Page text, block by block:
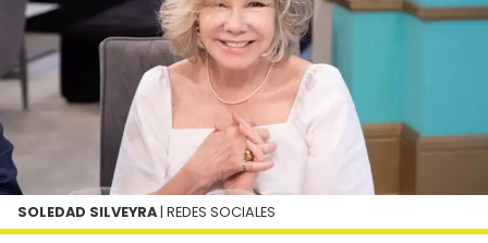
SOLEDAD SILVEYRA | REDES SOCIALES